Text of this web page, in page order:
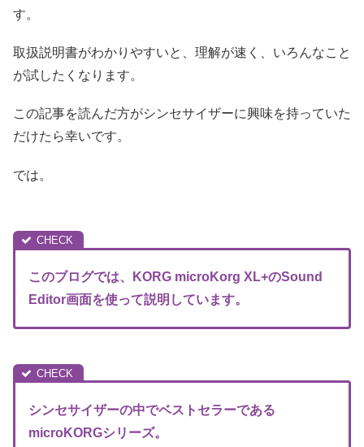
す。
取扱説明書がわかりやすいと、理解が速く、いろんなこと
が試したくなります。
この記事を読んだ方がシンセサイザーに興味を持っていた
だけたら幸いです。
では。
このブログでは、KORG microKorg XL+のSound
Editor画面を使って説明しています。
シンセサイザーの中でベストセラーである
microKORGシリーズ。